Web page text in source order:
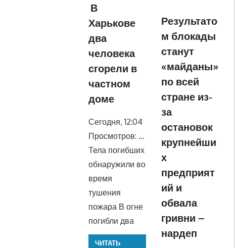
В
Харькове
два
человека
сгорели в
частном
доме
Сегодня, 12:04
Просмотров: …
Тела погибших
обнаружили во
время
тушения
пожара В огне
погибли два
ЧИТАТЬ
Результато
м блокады
станут
«майданы»
по всей
стране из-
за
остановок
крупнейши
х
предприят
ий и
обвала
гривни –
нардеп